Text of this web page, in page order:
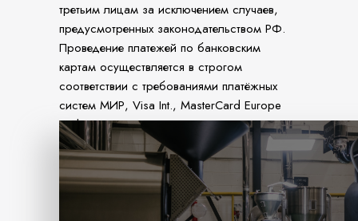
третьим лицам за исключением случаев,
предусмотренных законодательством РФ.
Проведение платежей по банковским
картам осуществляется в строгом
соответствии с требованиями платёжных
систем МИР, Visa Int., MasterCard Europe
Sprl, JCB.